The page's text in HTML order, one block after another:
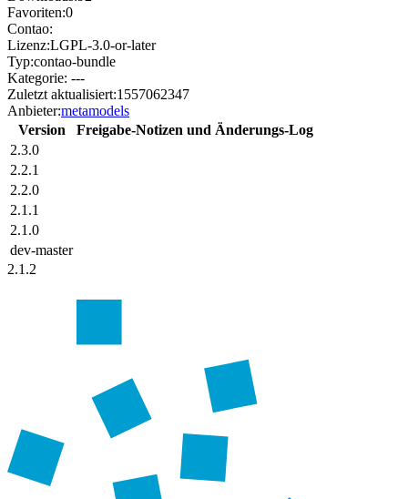
Favoriten:0
Contao:
Lizenz:LGPL-3.0-or-later
Typ:contao-bundle
Kategorie: ---
Zuletzt aktualisiert:1557062347
Anbieter:metamodels
Version
Freigabe-Notizen und Änderungs-Log
2.3.0
2.2.1
2.2.0
2.1.1
2.1.0
dev-master
2.1.2